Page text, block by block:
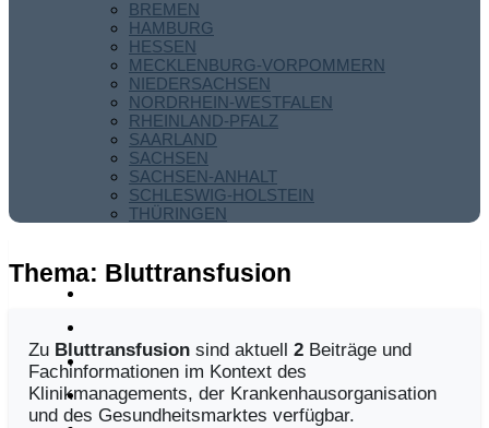
BREMEN
HAMBURG
HESSEN
MECKLENBURG-VORPOMMERN
NIEDERSACHSEN
NORDRHEIN-WESTFALEN
RHEINLAND-PFALZ
SAARLAND
SACHSEN
SACHSEN-ANHALT
SCHLESWIG-HOLSTEIN
THÜRINGEN
Thema: Bluttransfusion
Zu Bluttransfusion sind aktuell 2 Beiträge und
Fachinformationen im Kontext des
Klinikmanagements, der Krankenhausorganisation
und des Gesundheitsmarktes verfügbar.